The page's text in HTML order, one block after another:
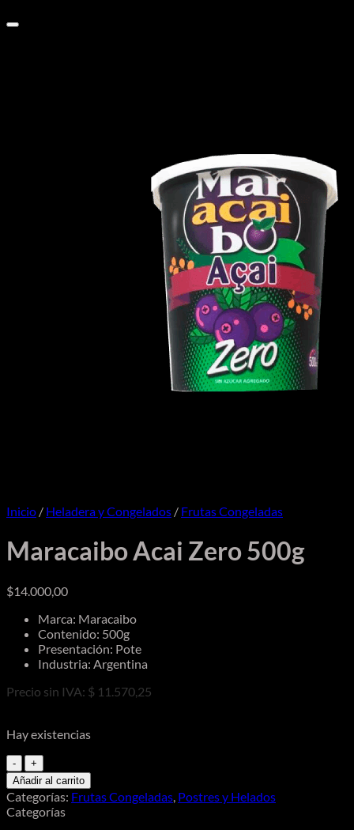
Inicio / Heladera y Congelados / Frutas Congeladas
Maracaibo Acai Zero 500g
$14.000,00
Marca: Maracaibo
Contenido: 500g
Presentación: Pote
Industria: Argentina
Precio sin IVA: $ 11.570,25
Hay existencias
Maracaibo
Acai
Zero
500g
cantidad
Añadir al carrito
Categorías: Frutas Congeladas, Postres y Helados
Categorías